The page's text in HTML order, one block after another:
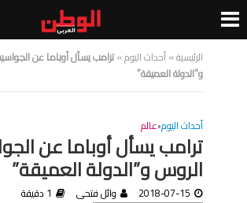
الرئيسية»أحداث اليوم»ترامب يسأل أوباما عن
و”الدولة العميقة”
أحداث اليوم•عالم
ترامب يسأل أوباما عن
الروس و”الدولة العميقة”
2018-07-15 وائل فتحى
1 دقيقة